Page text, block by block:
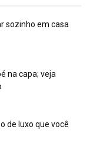
sozinho em casa
na capa; veja
de luxo que você